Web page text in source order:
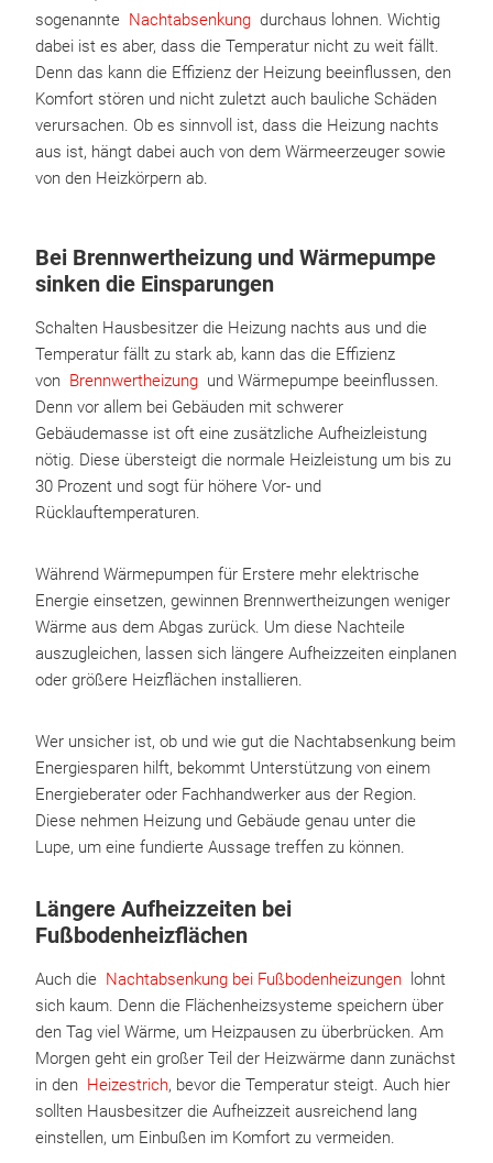
sogenannte Nachtabsenkung durchaus lohnen. Wichtig
dabei ist es aber, dass die Temperatur nicht zu weit fällt.
Denn das kann die Effizienz der Heizung beeinflussen, den
Komfort stören und nicht zuletzt auch bauliche Schäden
verursachen. Ob es sinnvoll ist, dass die Heizung nachts
aus ist, hängt dabei auch von dem Wärmeerzeuger sowie
von den Heizkörpern ab.
Bei Brennwertheizung und Wärmepumpe
sinken die Einsparungen
Schalten Hausbesitzer die Heizung nachts aus und die
Temperatur fällt zu stark ab, kann das die Effizienz
von Brennwertheizung und Wärmepumpe beeinflussen.
Denn vor allem bei Gebäuden mit schwerer
Gebäudemasse ist oft eine zusätzliche Aufheizleistung
nötig. Diese übersteigt die normale Heizleistung um bis zu
30 Prozent und sogt für höhere Vor- und
Rücklauftemperaturen.
Während Wärmepumpen für Erstere mehr elektrische
Energie einsetzen, gewinnen Brennwertheizungen weniger
Wärme aus dem Abgas zurück. Um diese Nachteile
auszugleichen, lassen sich längere Aufheizzeiten einplanen
oder größere Heizflächen installieren.
Wer unsicher ist, ob und wie gut die Nachtabsenkung beim
Energiesparen hilft, bekommt Unterstützung von einem
Energieberater oder Fachhandwerker aus der Region.
Diese nehmen Heizung und Gebäude genau unter die
Lupe, um eine fundierte Aussage treffen zu können.
Längere Aufheizzeiten bei
Fußbodenheizflächen
Auch die Nachtabsenkung bei Fußbodenheizungen lohnt
sich kaum. Denn die Flächenheizsysteme speichern über
den Tag viel Wärme, um Heizpausen zu überbrücken. Am
Morgen geht ein großer Teil der Heizwärme dann zunächst
in den Heizestrich, bevor die Temperatur steigt. Auch hier
sollten Hausbesitzer die Aufheizzeit ausreichend lang
einstellen, um Einbußen im Komfort zu vermeiden.